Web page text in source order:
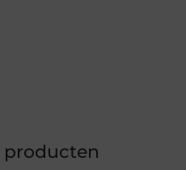
producten